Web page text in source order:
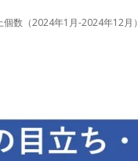
数（2024年1月-2024年12月）